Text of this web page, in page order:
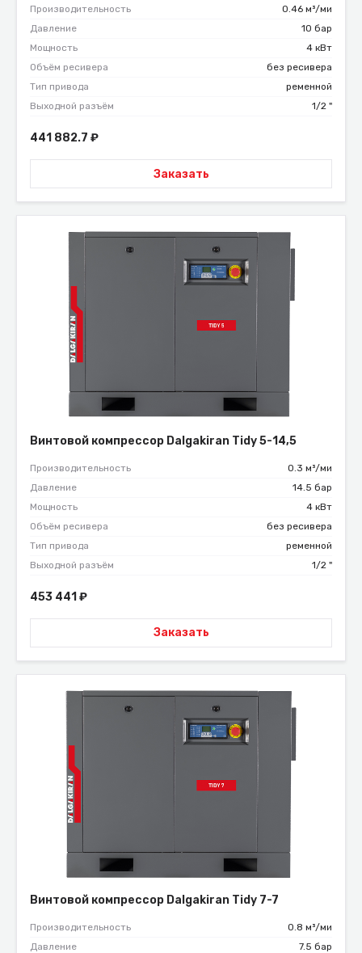
Производительность
0.46 м³/ми
Давление
10 бар
Мощность
4 кВт
Объём ресивера
без ресивера
Тип привода
ременной
Выходной разъём
1/2 "
441 882.7 ₽
Заказать
Винтовой компрессор Dalgakiran Tidy 5-14,5
Производительность
0.3 м³/ми
Давление
14.5 бар
Мощность
4 кВт
Объём ресивера
без ресивера
Тип привода
ременной
Выходной разъём
1/2 "
453 441 ₽
Заказать
Винтовой компрессор Dalgakiran Tidy 7-7
Производительность
0.8 м³/ми
Давление
7.5 бар